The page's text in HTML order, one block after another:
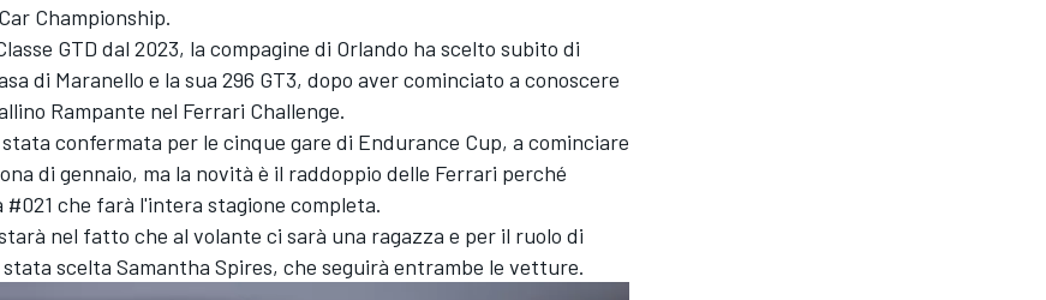
Championship.
GTD dal 2023, la compagine di Orlando ha scelto subito di
di Maranello e la sua 296 GT3, dopo aver cominciato a conoscere
Rampante nel Ferrari Challenge.
stata confermata per le cinque gare di Endurance Cup, a cominciare
di gennaio, ma la novità è il raddoppio delle Ferrari perché
#021 che farà l'intera stagione completa.
nel fatto che al volante ci sarà una ragazza e per il ruolo di
stata scelta Samantha Spires, che seguirà entrambe le vetture.